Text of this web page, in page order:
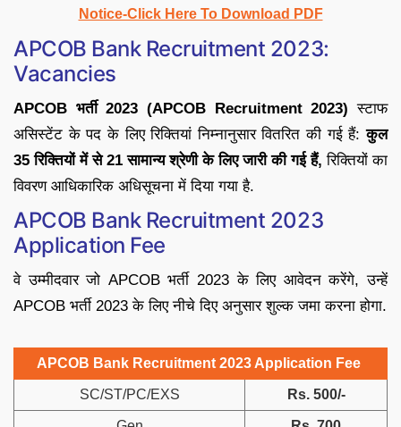
Notice-Click Here To Download PDF
APCOB Bank Recruitment 2023:
Vacancies
APCOB भर्ती 2023 (APCOB Recruitment 2023)स्टाफ
असिस्टेंट के पद के लिए रिक्तियां निम्नानुसार वितरित की गई हैं:कुल
35 रिक्तियों में से 21 सामान्य श्रेणी के लिए जारी की गई हैं, रिक्तियों का
विवरण आधिकारिक अधिसूचना में दिया गया है.
APCOB Bank Recruitment 2023
Application Fee
वे उम्मीदवार जो APCOB भर्ती 2023 के लिए आवेदन करेंगे, उन्हें
APCOB भर्ती 2023 के लिए नीचे दिए अनुसार शुल्क जमा करना होगा.
APCOB Bank Recruitment 2023 Application Fee
SC/ST/PC/EXS Rs. 500/-